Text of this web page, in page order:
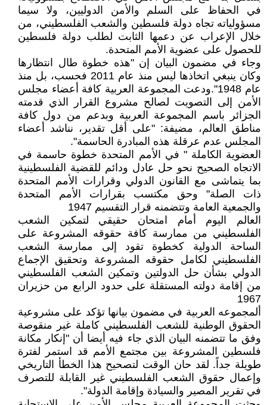
في الحفاظ على السلم والأمن الدوليين، ولا سيما
مسؤولياته تجاه دولة فلسطين والشعب الفلسطيني، من
خلال الإعراب عن دعمها الثابت لطلب دولة فلسطين
للحصول على عضوية الأمم المتحدة.
وجاء في مضمون البيان إن "هذه خطوة طال انتظارها
وكان ينبغي اتخاذها ليس منذ عام 2011 فحسب، بل منذ
عام 1948".ودعت المجموعة العربية كافة أعضاء مجلس
الأمن إلى التصويت لصالح مشروع القرار الذي قدمته
الجزائر باسم المجموعة العربية وبدعم من دول كافة
مناطق العالم، مضيفة: "على أقل تقدير، نناشد أعضاء
المجلس عدم عرقلة هذه المبادرة الحاسمة".
العضوية الكاملة " في الأمم المتحدة خطوة حاسمة في
الاتجاه الصحيح نحو حل عادل ودائم للقضية الفلسطينية
بما يتماشى مع القانون الدولي وقرارات الأمم المتحدة
ذات الصلة" وحق مكتسب بقرارات الأمم المتحدة
والجمعية العامة وتتضمنه قرار التقسيم 1947
العالم اليوم أمام امتحان حقيقي لتمكين الشعب
الفلسطيني من ممارسة كافة حقوقه المشروعة على
الساحة الدولية كخطوة تقود إلى ممارسة الشعب
الفلسطيني لكامل حقوقه المشروعة وتحقيق الإجماع
الدولي بشأن حل الدولتين وتمكين الشعب الفلسطيني
من إقامة دولته المستقلة على حدود الرابع من حزيران
1967
ألمجموعه العربية في مضمون بيانها تؤكد على مشروعية
الحقوق الوطنية للشعب الفلسطيني كاملة غير منقوصة
وفق ما تتضمنه البيان الذي جاء فيه أيضا أن "إنكار مكانة
فلسطين المشروعة بين مجتمع الأمم قد استمر لفترة
طويلة جداً. لقد حان الوقت لتصحيح هذا الخطأ التاريخي
وإعمال حقوق الشعب الفلسطيني غير القابلة للتصرف
في تقرير المصير والسيادة وإقامة الدولة".